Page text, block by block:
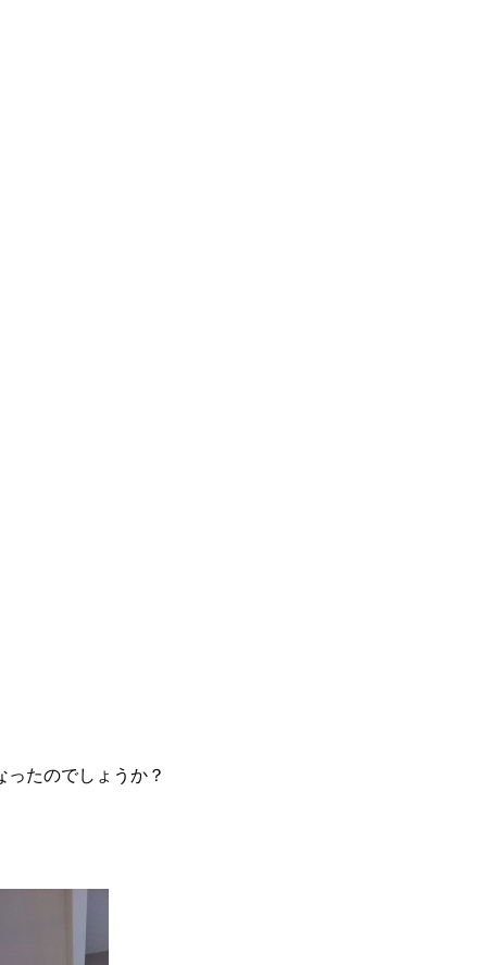
たのでしょうか？